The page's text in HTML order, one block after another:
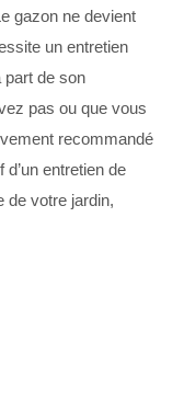
gazon ne devient
un entretien
part de son
pas ou que vous
recommandé
entretien de
de votre jardin,